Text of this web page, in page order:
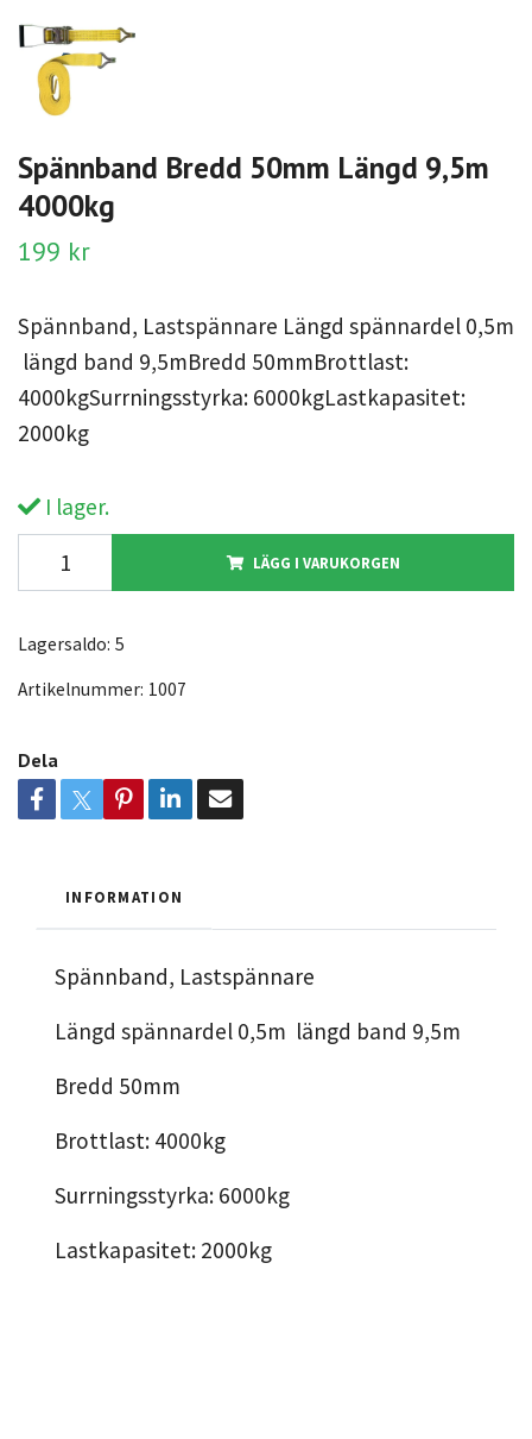
Spännband Bredd 50mm Längd 9,5m
4000kg
199 kr
Spännband, Lastspännare Längd spännardel 0,5m
längd band 9,5mBredd 50mmBrottlast:
4000kgSurrningsstyrka: 6000kgLastkapasitet:
2000kg
I lager.
LÄGG I VARUKORGEN
Lagersaldo: 5
Artikelnummer: 1007
Dela
INFORMATION
Spännband, Lastspännare
Längd spännardel 0,5m längd band 9,5m
Bredd 50mm
Brottlast: 4000kg
Surrningsstyrka: 6000kg
Lastkapasitet: 2000kg